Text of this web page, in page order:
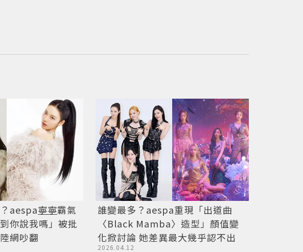
aespa寧寧霸氣
你說我嗎」被批
網吵翻
誰變最多？aespa重現「出道曲
〈Black Mamba〉造型」顏值變
化掀討論 她差異最大幾乎認不出
2026.04.12